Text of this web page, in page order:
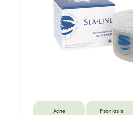
Acne Psoriasis